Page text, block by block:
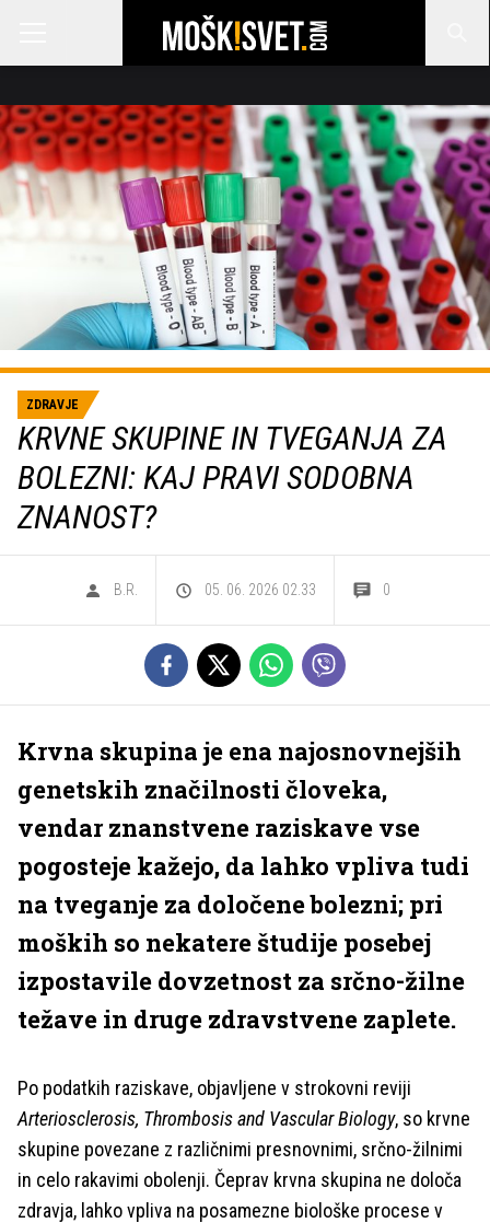
ZDRAVJE
KRVNE SKUPINE IN TVEGANJA ZA
BOLEZNI: KAJ PRAVI SODOBNA
ZNANOST?
B.R. 05. 06. 2026 02.33 0
Krvna skupina je ena najosnovnejših
genetskih značilnosti človeka,
vendar znanstvene raziskave vse
pogosteje kažejo, da lahko vpliva tudi
na tveganje za določene bolezni; pri
moških so nekatere študije posebej
izpostavile dovzetnost za srčno-žilne
težave in druge zdravstvene zaplete.
Po podatkih raziskave, objavljene v strokovni reviji
Arteriosclerosis, Thrombosis and Vascular Biology, so krvne
skupine povezane z različnimi presnovnimi, srčno-žilnimi
in celo rakavimi obolenji. Čeprav krvna skupina ne določa
zdravja, lahko vpliva na posamezne biološke procese v